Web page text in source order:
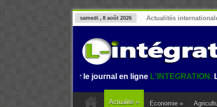
samedi , 8 août 2026 Actualités
sur le journal en ligneL'INTEGRATION.
Actualité » Economie »